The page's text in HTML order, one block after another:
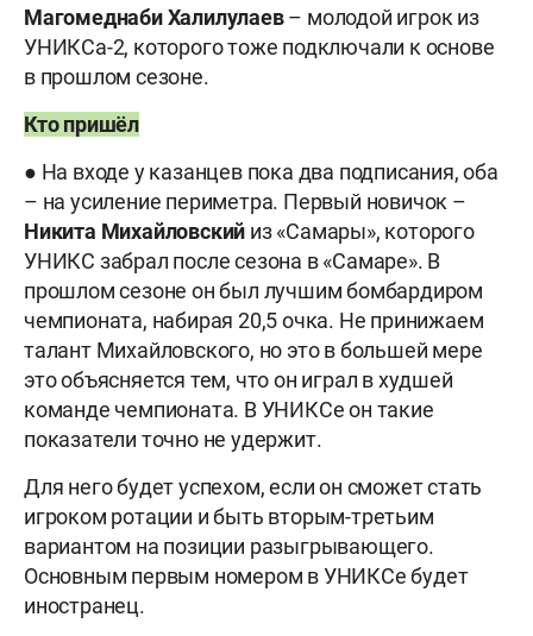
МагомеднабиХалилулаев– молодой игрок из
УНИКСа-2, которого тоже подключали к основе
в прошлом сезоне.
Кто пришёл
● На входе у казанцев пока два подписания, оба
– на усиление периметра. Первый новичок –
Никита Михайловский из «Самары», которого
УНИКС забрал после сезона в «Самаре». В
прошлом сезоне он был лучшим бомбардиром
чемпионата, набирая 20,5 очка. Не принижаем
талант Михайловского, но это в большей мере
это объясняется тем, что он играл в худшей
команде чемпионата. В УНИКСе он такие
показатели точно не удержит.
Для него будет успехом, если он сможет стать
игроком ротации и быть вторым-третьим
вариантом на позиции разыгрывающего.
Основным первым номером в УНИКСе будет
иностранец.